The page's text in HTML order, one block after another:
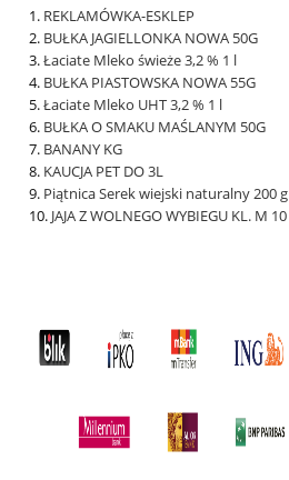
REKLAMÓWKA-ESKLEP
BUŁKA JAGIELLONKA NOWA 50G
Łaciate Mleko świeże 3,2 % 1 l
BUŁKA PIASTOWSKA NOWA 55G
Łaciate Mleko UHT 3,2 % 1 l
BUŁKA O SMAKU MAŚLANYM 50G
BANANY KG
KAUCJA PET DO 3L
Piątnica Serek wiejski naturalny 200 g
JAJA Z WOLNEGO WYBIEGU KL. M 10